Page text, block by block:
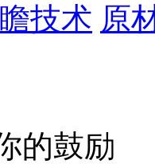
技术 原
的鼓励